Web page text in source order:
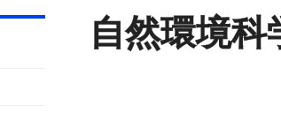
自然環境